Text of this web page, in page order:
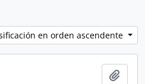
en orden ascendente